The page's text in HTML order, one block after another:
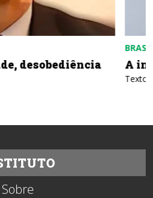
uma ameaça
Sobre